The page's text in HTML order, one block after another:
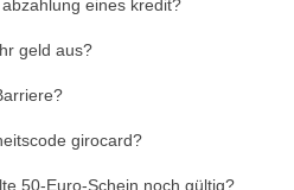
eines kredit?
geld aus?
girocard?
50-Euro-Schein noch gültig?